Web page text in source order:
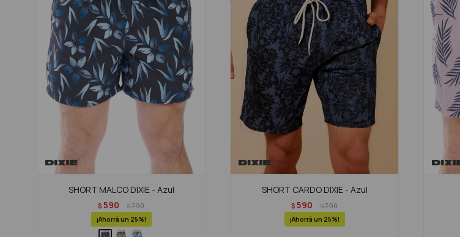
SHORT MALCO DIXIE - Azul
$ 590 $790
25
SHORT CARDO DIXIE - Azul
$ 590 $790
25